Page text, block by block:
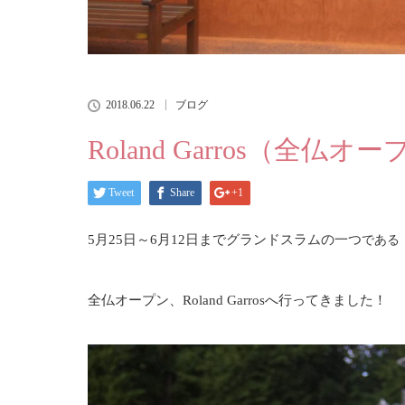
2018.06.22 ブログ
Roland Garros（全仏オー
Tweet Share +1
5月25日～6月12日までグランドスラムの一つである
全仏オープン、Roland Garrosへ行ってきました！